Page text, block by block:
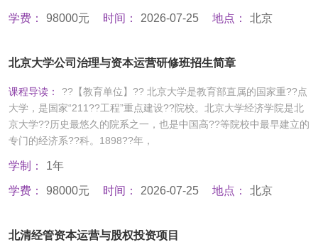
学费： 98000元 时间： 2026-07-25 地点： 北京
北京大学公司治理与资本运营研修班招生简章
课程导读：
??【教育单位】?? 北京大学是教育部直属的国家重??点
大学，是国家“211??工程”重点建设??院校。北京大学经济学院是北
京大学??历史最悠久的院系之一，也是中国高??等院校中最早建立的
专门的经济系??科。1898??年，
学制： 1年
学费： 98000元 时间： 2026-07-25 地点： 北京
北清经管资本运营与股权投资项目